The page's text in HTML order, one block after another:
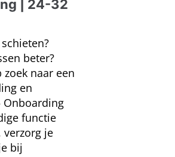
| 24-32
beter?
naar een
en
Onboarding
functie
verzorg je
bij